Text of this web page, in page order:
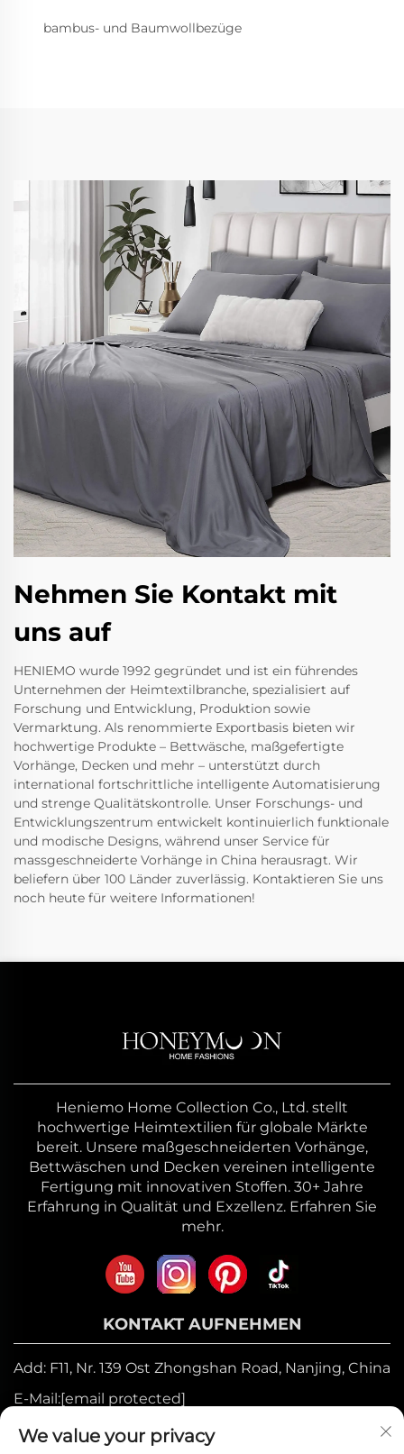
bambus- und Baumwollbezüge
Nehmen Sie Kontakt mit
uns auf
HENIEMO wurde 1992 gegründet und ist ein führendes
Unternehmen der Heimtextilbranche, spezialisiert auf
Forschung und Entwicklung, Produktion sowie
Vermarktung. Als renommierte Exportbasis bieten wir
hochwertige Produkte – Bettwäsche, maßgefertigte
Vorhänge, Decken und mehr – unterstützt durch
international fortschrittliche intelligente Automatisierung
und strenge Qualitätskontrolle. Unser Forschungs- und
Entwicklungszentrum entwickelt kontinuierlich funktionale
und modische Designs, während unser Service für
massgeschneiderte Vorhänge in China herausragt. Wir
beliefern über 100 Länder zuverlässig. Kontaktieren Sie uns
noch heute für weitere Informationen!
Heniemo Home Collection Co., Ltd. stellt
hochwertige Heimtextilien für globale Märkte
bereit. Unsere maßgeschneiderten Vorhänge,
Bettwäschen und Decken vereinen intelligente
Fertigung mit innovativen Stoffen. 30+ Jahre
Erfahrung in Qualität und Exzellenz. Erfahren Sie
mehr.
KONTAKT AUFNEHMEN
Add: F11, Nr. 139 Ost Zhongshan Road, Nanjing, China
E-Mail:[email protected]
Mobile:+86-17327710449
We value your privacy